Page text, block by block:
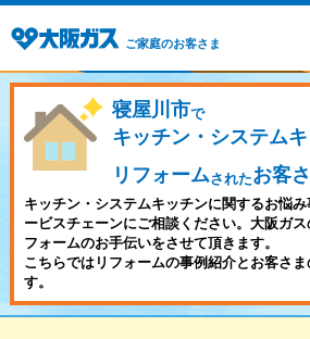
ご家庭のお客さま
寝屋川市で
キッチン・システム
リフォームされたお客
キッチン・システムキッチンに関するお悩
ービスチェーンにご相談ください。大阪ガ
フォームのお手伝いをさせて頂きます。
こちらではリフォームの事例紹介とお客さ
す。